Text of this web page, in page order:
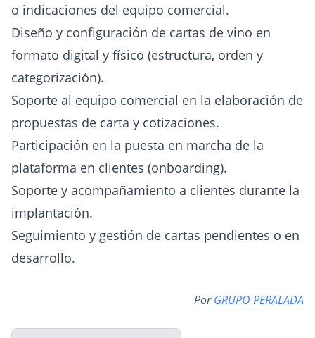
o indicaciones del equipo comercial.
Diseño y configuración de cartas de vino en
formato digital y físico (estructura, orden y
categorización).
Soporte al equipo comercial en la elaboración de
propuestas de carta y cotizaciones.
Participación en la puesta en marcha de la
plataforma en clientes (onboarding).
Soporte y acompañamiento a clientes durante la
implantación.
Seguimiento y gestión de cartas pendientes o en
desarrollo.
PorGRUPO PERALADA